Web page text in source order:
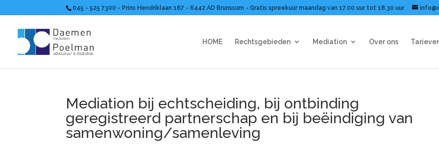
045 - 525 7300 - Prins Hendriklaan 167 - 6442 AD Brunssum - Gratis spreekuur maandag van 17.00 uur tot 18.30 uur
HOME Rechtsgebieden Mediation Over ons
Mediation bij echtscheiding, bij ontbinding
geregistreerd partnerschap en bij beëindiging van
samenwoning/samenleving